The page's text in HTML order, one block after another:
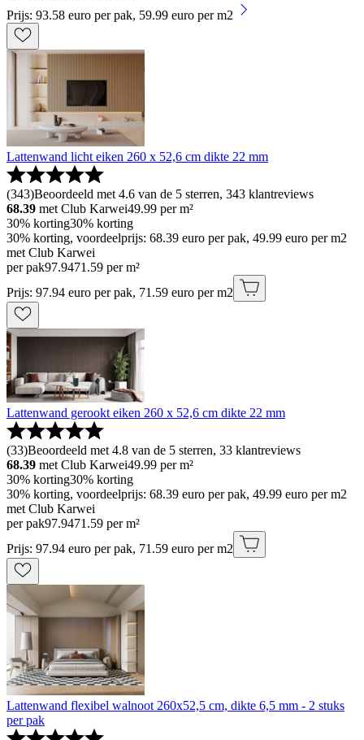
Prijs: 93.58 euro per pak, 59.99 euro per m2
Lattenwand licht eiken 260 x 52,6 cm dikte 22 mm
(343)Beoordeeld met 4.6 van de 5 sterren, 343 klantreviews
68.39 met Club Karwei49.99 per m²
30% korting30% korting
30% korting, voordeelprijs: 68.39 euro per pak, 49.99 euro per m2
met Club Karwei
per pak97.9471.59 per m²
Prijs: 97.94 euro per pak, 71.59 euro per m2
Lattenwand gerookt eiken 260 x 52,6 cm dikte 22 mm
(33)Beoordeeld met 4.8 van de 5 sterren, 33 klantreviews
68.39 met Club Karwei49.99 per m²
30% korting30% korting
30% korting, voordeelprijs: 68.39 euro per pak, 49.99 euro per m2
met Club Karwei
per pak97.9471.59 per m²
Prijs: 97.94 euro per pak, 71.59 euro per m2
Lattenwand flexibel walnoot 260x52,5 cm, dikte 6,5 mm - 2 stuks
per pak